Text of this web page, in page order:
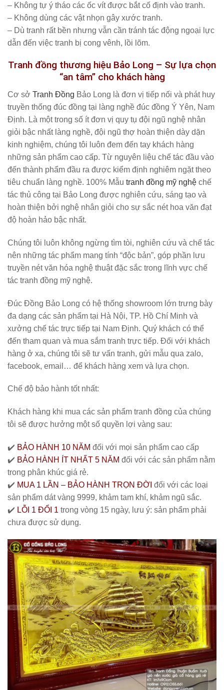
– Không tự ý tháo các ốc vít được bắt cố định vào tranh.
– Không dùng các vật nhọn gây xước tranh.
– Dù tranh rất bền nhưng vẫn cần tránh tác động ngoại lực
dẫn đến việc tranh bị cong vênh, lồi lõm.
Tranh đồng thương hiệu Bảo Long – Sự lựa chọn
“an tâm” cho khách hàng
Cơ sở Tranh Đồng Bảo Long là đơn vị tiếp nối và phát huy
truyền thống đúc đồng tại làng nghề đúc đồng Ý Yên, Nam
Định. Là một trong số ít đơn vị quy tụ đội ngũ nghệ nhân
giỏi bậc nhất làng nghề, đội ngũ thợ hoàn thiện dày dặn
kinh nghiệm, chúng tôi luôn đem đến tay khách hàng
những sản phẩm cao cấp. Từ nguyên liệu chế tác đầu vào
đến thành phẩm đầu ra được kiểm định nghiêm ngặt theo
tiêu chuẩn làng nghề. 100% Mẫu tranh đồng mỹ nghệ chế
tác thủ công tại Bảo Long được nghiên cứu, sáng tạo và
hoàn thiện bởi nghệ nhân giỏi cho sự sắc nét hoa văn đạt
độ hoàn hảo bậc nhất.
Chúng tôi luôn không ngừng tìm tòi, nghiên cứu và chế tác
nên những tác phẩm mang tính “độc bản”, góp phần lưu
truyền nét văn hóa nghệ thuật đặc sắc trong lĩnh vực chế
tác tranh đồng mỹ nghệ.
Đúc Đồng Bảo Long có hệ thống showroom lớn trưng bày
đa dạng các sản phẩm tại Hà Nội, TP. Hồ Chí Minh và
xưởng chế tác trực tiếp tại Nam Định. Quý khách có thể
đến tham quan và mua sắm tranh trực tiếp. Đối với khách
hàng ở xa, chúng tôi sẽ tư vấn tranh, gửi mẫu qua zalo,
facebook, email… để khách hàng xem và lựa chọn.
Chế độ bảo hành tốt nhất:
Khách hàng khi mua các sản phẩm tranh đồng của chúng
tôi sẽ được hưởng một số quyền lợi vàng sau:
✔️ BẢO HÀNH 10 NĂM đối với mọi sản phẩm cao cấp
✔️ BẢO HÀNH ÍT NHẤT 5 NĂM đối với các sản phẩm nằm
trong phân khúc giá rẻ.
✔️ MUA 1 LẦN – BẢO HÀNH TRỌN ĐỜI đối với các loại
sản phẩm dát vàng 9999, khảm tam khí, khảm ngũ sắc.
✔️ LỖI 1 ĐỔI 1 trong vòng 15 ngày, lưu ý: sản phẩm phải
chưa được sử dụng.